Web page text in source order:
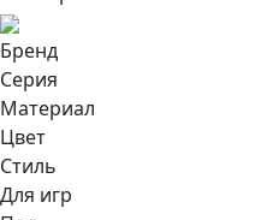
Бренд
Серия
Материал
Цвет
Стиль
Для игр